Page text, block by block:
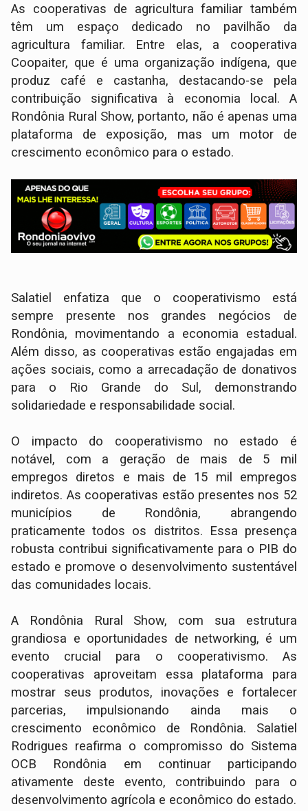
As cooperativas de agricultura familiar também
têm um espaço dedicado no pavilhão da
agricultura familiar. Entre elas, a cooperativa
Coopaiter, que é uma organização indígena, que
produz café e castanha, destacando-se pela
contribuição significativa à economia local. A
Rondônia Rural Show, portanto, não é apenas uma
plataforma de exposição, mas um motor de
crescimento econômico para o estado.
Salatiel enfatiza que o cooperativismo está
sempre presente nos grandes negócios de
Rondônia, movimentando a economia estadual.
Além disso, as cooperativas estão engajadas em
ações sociais, como a arrecadação de donativos
para o Rio Grande do Sul, demonstrando
solidariedade e responsabilidade social.
O impacto do cooperativismo no estado é
notável, com a geração de mais de 5 mil
empregos diretos e mais de 15 mil empregos
indiretos. As cooperativas estão presentes nos 52
municípios de Rondônia, abrangendo
praticamente todos os distritos. Essa presença
robusta contribui significativamente para o PIB do
estado e promove o desenvolvimento sustentável
das comunidades locais.
A Rondônia Rural Show, com sua estrutura
grandiosa e oportunidades de networking, é um
evento crucial para o cooperativismo. As
cooperativas aproveitam essa plataforma para
mostrar seus produtos, inovações e fortalecer
parcerias, impulsionando ainda mais o
crescimento econômico de Rondônia. Salatiel
Rodrigues reafirma o compromisso do Sistema
OCB Rondônia em continuar participando
ativamente deste evento, contribuindo para o
desenvolvimento agrícola e econômico do estado.